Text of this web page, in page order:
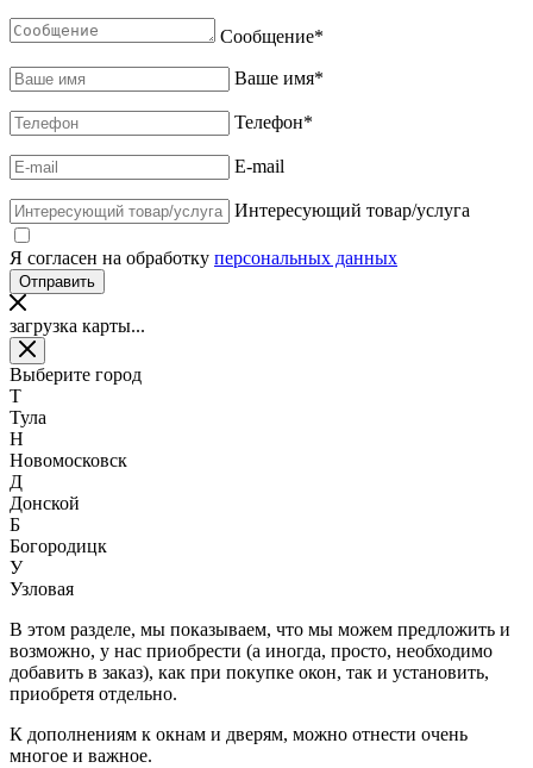
Сообщение*
Ваше имя*
Телефон*
E-mail
Интересующий товар/услуга
Я согласен на обработку персональных данных
загрузка карты...
Выберите город
Т
Тула
Н
Новомосковск
Д
Донской
Б
Богородицк
У
Узловая
В этом разделе, мы показываем, что мы можем предложить и
возможно, у нас приобрести (а иногда, просто, необходимо
добавить в заказ), как при покупке окон, так и установить,
приобретя отдельно.
К дополнениям к окнам и дверям, можно отнести очень
многое и важное.